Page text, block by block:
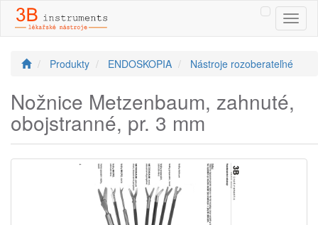
Produkty ENDOSKOPIA Nástroje rozoberateľné
Nožnice Metzenbaum, zahnuté,
obojstranné, pr. 3 mm